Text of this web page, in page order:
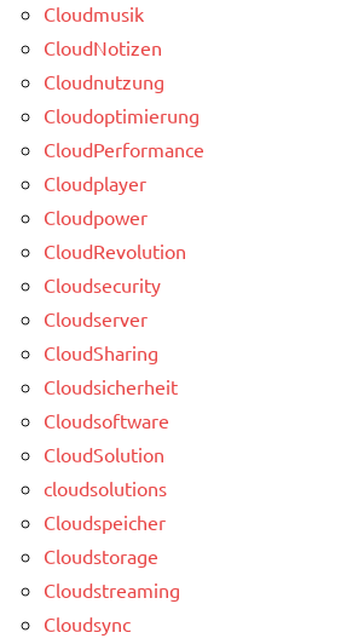
Cloudmusik
CloudNotizen
Cloudnutzung
Cloudoptimierung
CloudPerformance
Cloudplayer
Cloudpower
CloudRevolution
Cloudsecurity
Cloudserver
CloudSharing
Cloudsicherheit
Cloudsoftware
CloudSolution
cloudsolutions
Cloudspeicher
Cloudstorage
Cloudstreaming
Cloudsync